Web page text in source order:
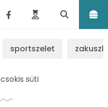
sportszelet
csokis süti